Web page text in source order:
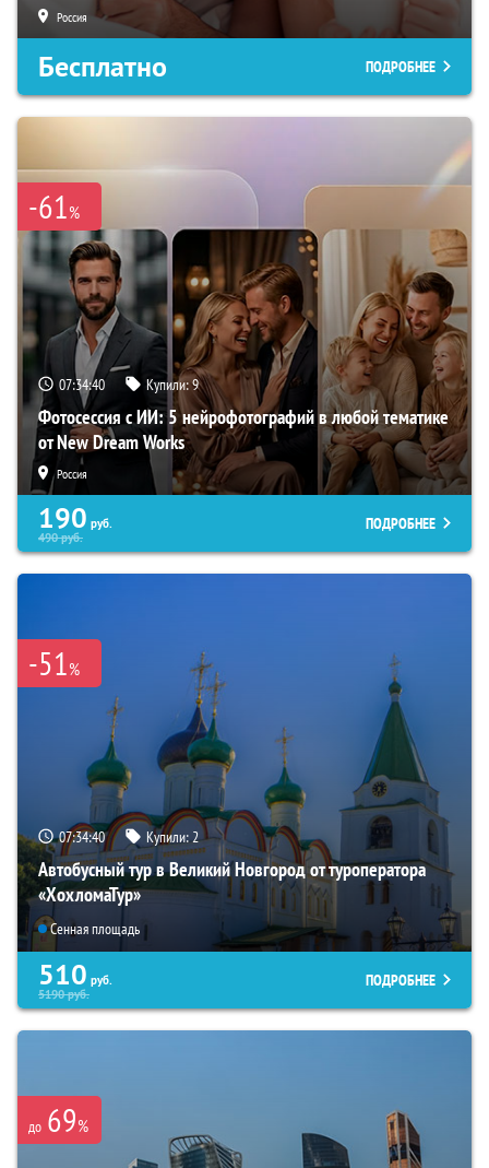
Россия
Бесплатно ПОДРОБНЕЕ
-61%
07:34:39 Купили:9
Фотосессия с ИИ: 5 нейрофотографий в любой тематике
от New Dream Works
Россия
190 руб.
490руб.
ПОДРОБНЕЕ
-51%
07:34:39 Купили:2
Автобусный тур в Великий Новгород от туроператора
«ХохломаТур»
Сенная площадь
510 руб.
5190руб.
ПОДРОБНЕЕ
до 69%